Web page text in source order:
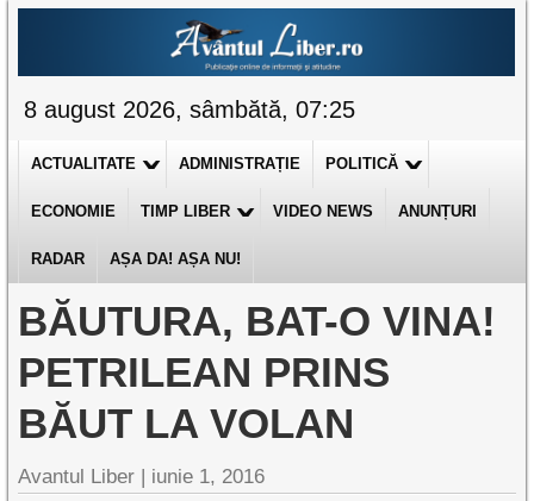
8 august 2026, sâmbătă, 07:25
ACTUALITATE ADMINISTRAȚIE POLITICĂ
ECONOMIE TIMP LIBER VIDEO NEWS ANUNȚURI
RADAR AȘA DA! AȘA NU!
BĂUTURA, BAT-O VINA!
PETRILEAN PRINS
BĂUT LA VOLAN
Avantul Liber | iunie 1, 2016